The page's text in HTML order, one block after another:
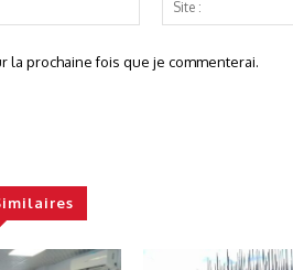
:*
la prochaine fois que je commenterai.